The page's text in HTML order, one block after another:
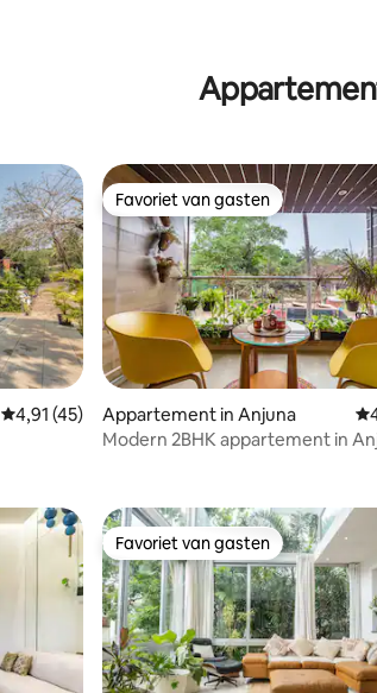
Gemiddelde beoordeling van 4,91 op 5, 45
4,91 (45)
Favoriet van gasten
Favoriet van gasten
Appartement in Anjuna
Modern 2BHK appartement in
Favoriet van gasten
Favoriet van gasten